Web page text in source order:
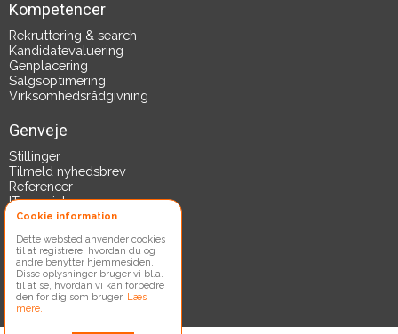
Kompetencer
Rekruttering & search
Kandidatevaluering
Genplacering
Salgsoptimering
Virksomhedsrådgivning
Genveje
Stillinger
Tilmeld nyhedsbrev
Referencer
IT-specialer
Ydelser
Del med dine venner
Cookie information
Dette websted anvender cookies
til at registrere, hvordan du og
andre benytter hjemmesiden.
Disse oplysninger bruger vi bl.a.
til at se, hvordan vi kan forbedre
den for dig som bruger. Læs
mere.